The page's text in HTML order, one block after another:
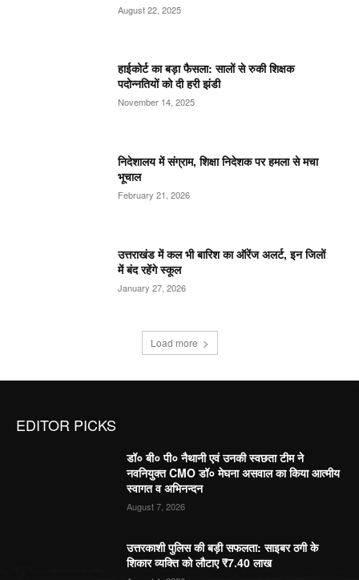
August 22, 2025
हाईकोर्ट का बड़ा फैसला: सालों से रुकी शिक्षक
पदोन्नतियों को दी हरी झंडी
November 14, 2025
निदेशालय में संग्राम, शिक्षा निदेशक पर हमला से मचा
भूचाल
February 21, 2026
उत्तराखंड में कल भी बारिश का ऑरेंज अलर्ट, इन जिलों
में बंद रहेंगे स्कूल
January 27, 2026
Load more
EDITOR PICKS
डॉ० बी० पी० नैथानी एवं उनकी स्वछता टीम ने
नवनियुक्त CMO डॉ० मेघना असवाल का किया आत्मीय
स्वागत व अभिनन्दन
August 7, 2026
उत्तरकाशी पुलिस की बड़ी सफलता: साइबर ठगी के
शिकार व्यक्ति को लौटाए ₹7.40 लाख